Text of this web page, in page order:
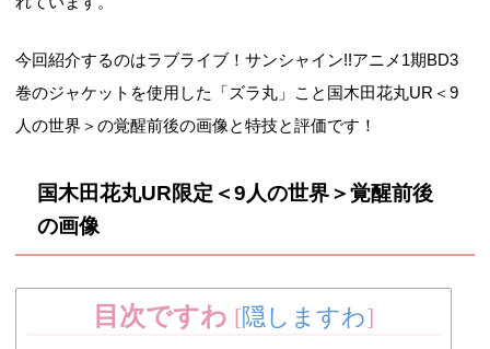
今回紹介するのはラブライブ！サンシャイン!!アニメ1期BD3
巻のジャケットを使用した「ズラ丸」こと国木田花丸UR＜9
人の世界＞の覚醒前後の画像と特技と評価です！
国木田花丸UR限定＜9人の世界＞覚醒前後
の画像
目次ですわ [隠しますわ]